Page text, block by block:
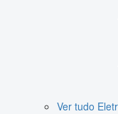
Ver tudo